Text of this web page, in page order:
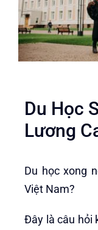
Du Học
Lương
Du học xong
Việt Nam?
Đây là câu hỏi